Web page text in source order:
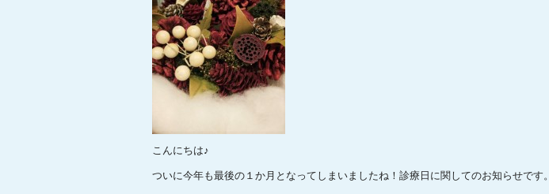
こんにちは♪
ついに今年も最後の１か月となってしまいましたね！診療日に関してのお知らせです。